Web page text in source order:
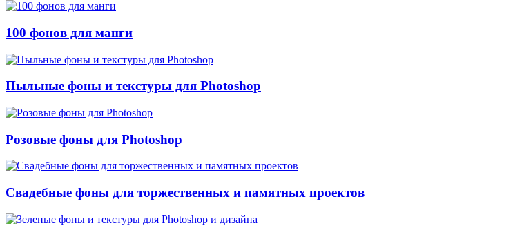
100 фонов для манги
Пыльные фоны и текстуры для Photoshop
Розовые фоны для Photoshop
Свадебные фоны для торжественных и памятных проектов